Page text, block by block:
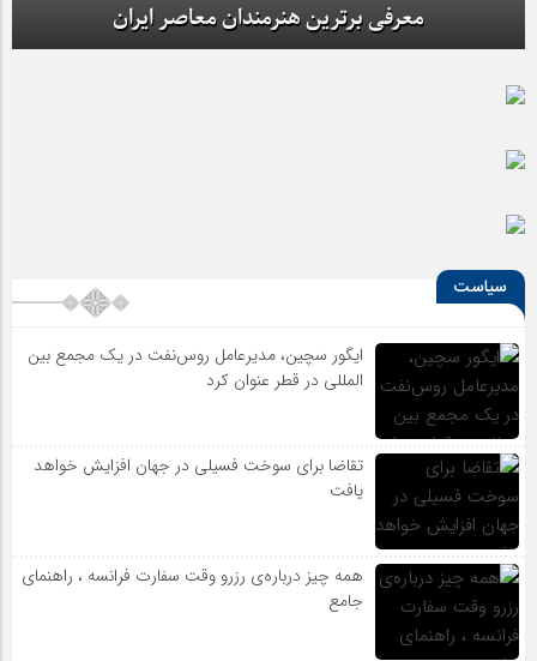
معرفی برترین هنرمندان معاصر ایران
سیاست
ایگور سچین، مدیرعامل روس‌نفت در یک مجمع بین
المللی در قطر عنوان کرد
تقاضا برای سوخت فسیلی در جهان افزایش خواهد
یافت
همه چیز درباره‌ی رزرو وقت سفارت فرانسه ، راهنمای
جامع